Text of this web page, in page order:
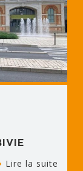
Lire la suite